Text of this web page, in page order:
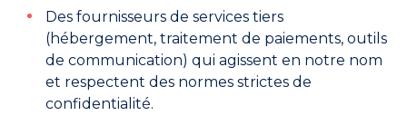
Des fournisseurs de services tiers
(hébergement, traitement de paiements, outils
de communication) qui agissent en notre nom
et respectent des normes strictes de
confidentialité.